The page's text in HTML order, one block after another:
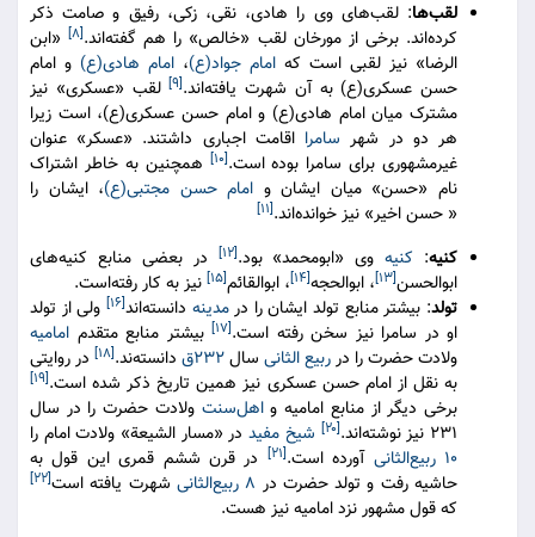
لقب‌ها: لقب‌های وی را هادی، نقی، زکی، رفیق و صامت ذکر
کرده‌اند. برخی از مورخان لقب «خالص» را هم گفته‌اند.[۸] «ابن
الرضا» نیز لقبی است که امام جواد(ع)، امام هادی(ع) و امام
حسن عسکری(ع) به آن شهرت یافته‌اند.[۹] لقب «عسکری» نیز
مشترک میان امام هادی(ع) و امام حسن عسکری(ع)، است زیرا
هر دو در شهر سامرا اقامت اجباری داشتند. «عسکر» عنوان
غیرمشهوری برای سامرا بوده است.[۱۰]
همچنین به خاطر اشتراک
نام «حسن» میان ایشان و امام حسن مجتبی(ع)، ایشان را
« حسن اخیر» نیز خوانده‌اند.[۱۱]
کنیه: کنیهوی «ابومحمد» بود.[۱۲]
در بعضی منابع کنیه‌های
ابوالحسن[۱۳] ، ابوالحجه[۱۴] ، ابوالقائم[۱۵]
نیز به کار رفته‌است.
تولد: بیشتر منابع تولد ایشان را درمدینه دانسته‌اند[۱۶]
ولی از تولد
او در سامرا نیز سخن رفته است.[۱۷] بیشتر منابع متقدم امامیه
ولادت حضرت را درربیع الثانی سال۲۳۲ق دانسته‌ند.[۱۸]
در روایتی
به نقل از امام حسن عسکری نیز همین تاریخ ذکر شده است.[۱۹]
برخی دیگر از منابع امامیه واهل‌سنت ولادت حضرت را در سال
۲۳۱ نیز نوشته‌اند.
[۲۰] شیخ مفیددر «مسار الشیعة» ولادت امام را
۱۰ ربیع‌الثانی
آورده است.[۲۱]
در قرن ششم قمری این قول به
حاشیه رفت و تولد حضرت در ۸ ربیع‌الثانی شهرت یافته است[۲۲]
که قول مشهور نزد امامیه نیز هست.